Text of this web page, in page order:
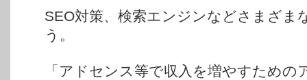
SEO対策、検索エンジンなどさまざま
う。
「アドセンス等で収入を増やすため